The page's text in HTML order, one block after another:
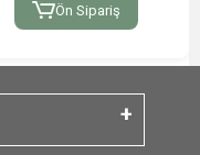
Ön Sipariş